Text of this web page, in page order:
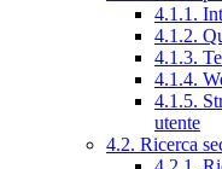
4.1.1.
4.1.2.
4.1.3.
4.1.4.
4.1.5.
utente
4.2. Ricerca